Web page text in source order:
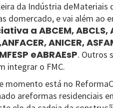
da Indústria
domercado, e vai além ao
a ABCEM, ABCLS,
ANICER,
eABRAEsP. Outros
integrar o FMC.
momento está no
areformas residenciais